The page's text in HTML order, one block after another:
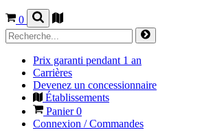
0
Prix garanti pendant 1 an
Carrières
Devenez un concessionnaire
Établissements
Panier0
Connexion / Commandes